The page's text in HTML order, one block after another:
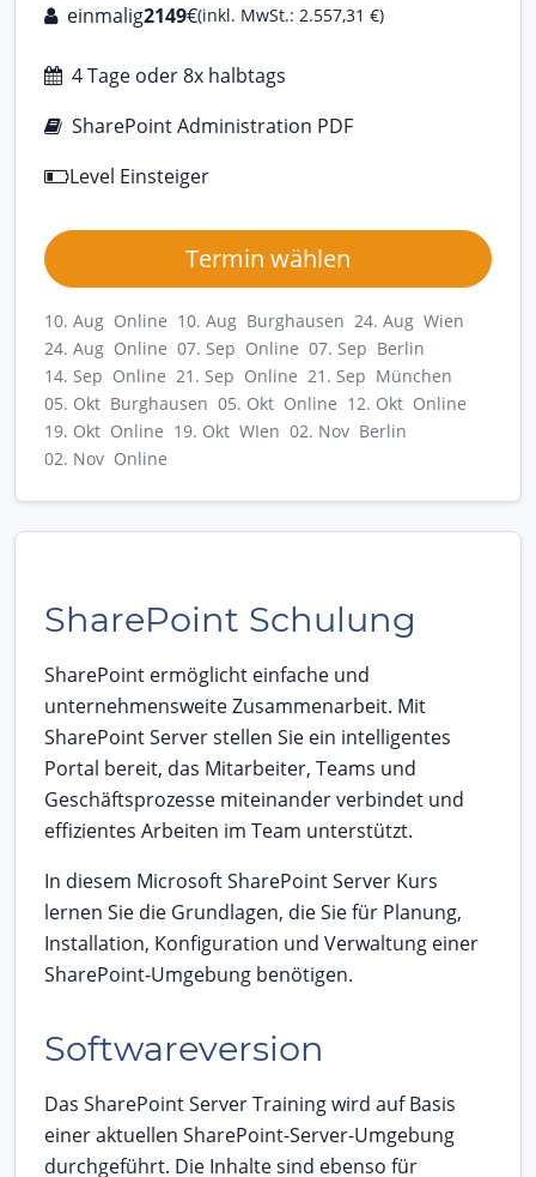
einmalig2149€(inkl. MwSt.: 2.557,31 €)
4 Tage oder 8x halbtags
SharePoint Administration PDF
Level Einsteiger
Termin wählen
10. Aug Online 10. Aug Burghausen 24. Aug Wien
24. Aug Online 07. Sep Online 07. Sep Berlin
14. Sep Online 21. Sep Online 21. Sep München
05. Okt Burghausen 05. Okt Online 12. Okt Online
19. Okt Online 19. Okt WIen 02. Nov Berlin
02. Nov Online
SharePoint Schulung
SharePoint ermöglicht einfache und
unternehmensweite Zusammenarbeit. Mit
SharePoint Server stellen Sie ein intelligentes
Portal bereit, das Mitarbeiter, Teams und
Geschäftsprozesse miteinander verbindet und
effizientes Arbeiten im Team unterstützt.
In diesem Microsoft SharePoint Server Kurs
lernen Sie die Grundlagen, die Sie für Planung,
Installation, Konfiguration und Verwaltung einer
SharePoint-Umgebung benötigen.
Softwareversion
Das SharePoint Server Training wird auf Basis
einer aktuellen SharePoint-Server-Umgebung
durchgeführt. Die Inhalte sind ebenso für